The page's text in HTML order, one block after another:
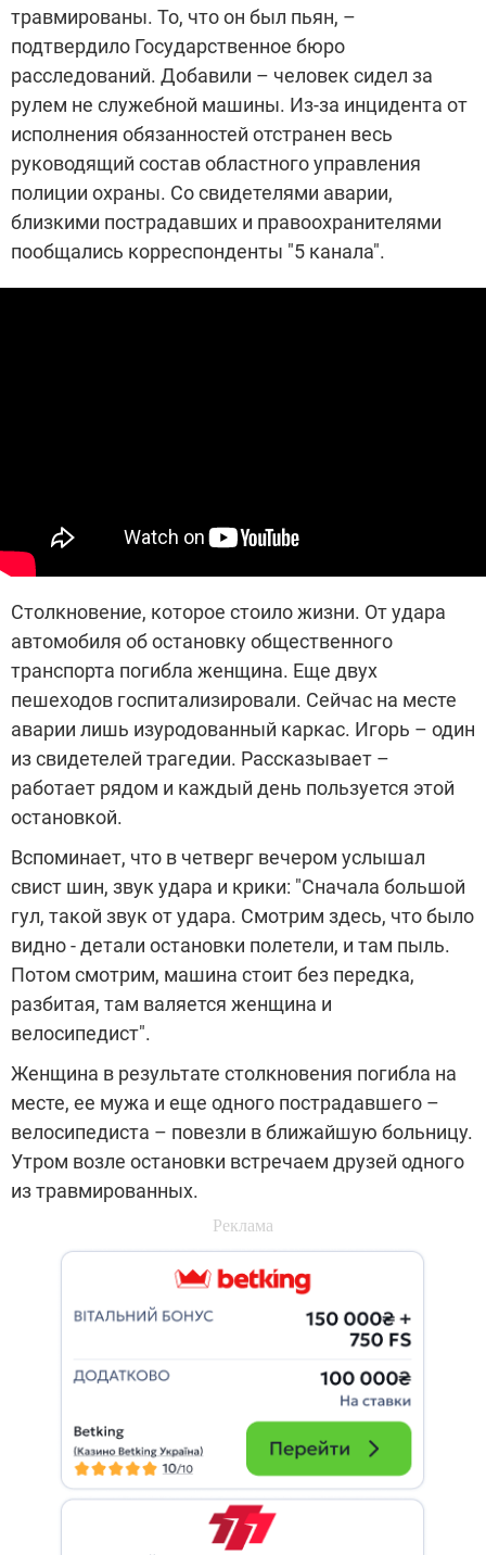
травмированы. То, что он был пьян, –
подтвердило Государственное бюро
расследований. Добавили – человек сидел за
рулем не служебной машины. Из-за инцидента от
исполнения обязанностей отстранен весь
руководящий состав областного управления
полиции охраны. Со свидетелями аварии,
близкими пострадавших и правоохранителями
пообщались корреспонденты "5 канала".
Столкновение, которое стоило жизни. От удара
автомобиля об остановку общественного
транспорта погибла женщина. Еще двух
пешеходов госпитализировали. Сейчас на месте
аварии лишь изуродованный каркас. Игорь – один
из свидетелей трагедии. Рассказывает –
работает рядом и каждый день пользуется этой
остановкой.
Вспоминает, что в четверг вечером услышал
свист шин, звук удара и крики: "Сначала большой
гул, такой звук от удара. Смотрим здесь, что было
видно - детали остановки полетели, и там пыль.
Потом смотрим, машина стоит без передка,
разбитая, там валяется женщина и
велосипедист".
Женщина в результате столкновения погибла на
месте, ее мужа и еще одного пострадавшего –
велосипедиста – повезли в ближайшую больницу.
Утром возле остановки встречаем друзей одного
из травмированных.